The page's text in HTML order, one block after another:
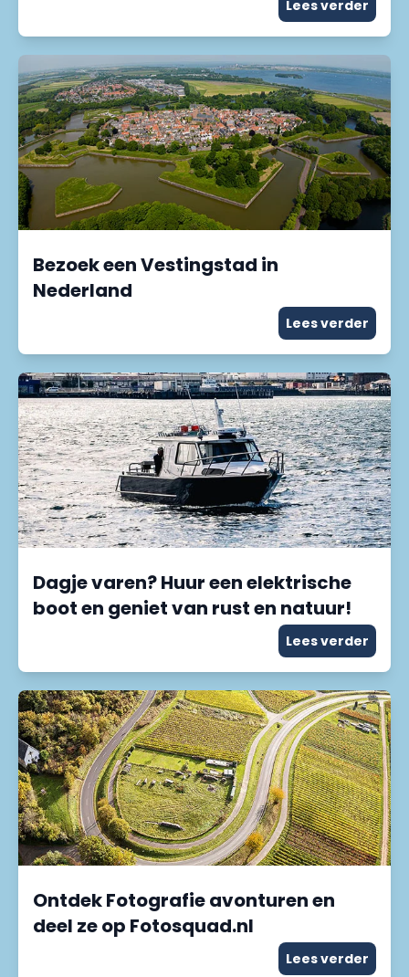
Lees verder
Bezoek een Vestingstad in
Nederland
Lees verder
Dagje varen? Huur een elektrische
boot en geniet van rust en natuur!
Lees verder
Ontdek Fotografie avonturen en
deel ze op Fotosquad.nl
Lees verder